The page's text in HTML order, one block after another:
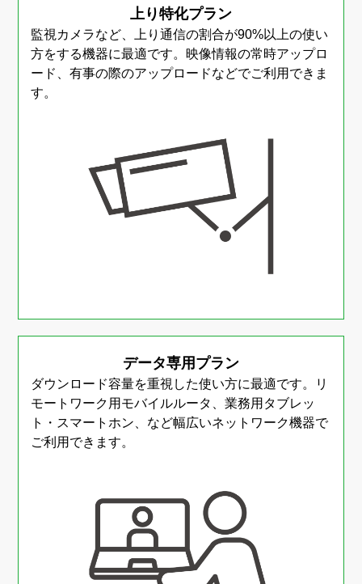
上り特化プラン
監視カメラなど、上り通信の割合が90%以上の使い
方をする機器に最適です。 映像情報の常時アップロ
ード、有事の際のアップロードなどでご利用できま
す。
データ専用プラン
ダウンロード容量を重視した使い方に最適です。
リ
モートワーク用モバイルルータ、業務用タブレッ
ト・スマートホン、など幅広いネットワーク機器で
ご利用できます。